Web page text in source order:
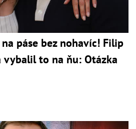
páse bez nohavíc! Filip
to na ňu: Otázka